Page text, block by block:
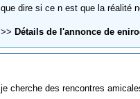
que dire si ce n est que la réalité
>> Détails de l'annonce de
je cherche des rencontres